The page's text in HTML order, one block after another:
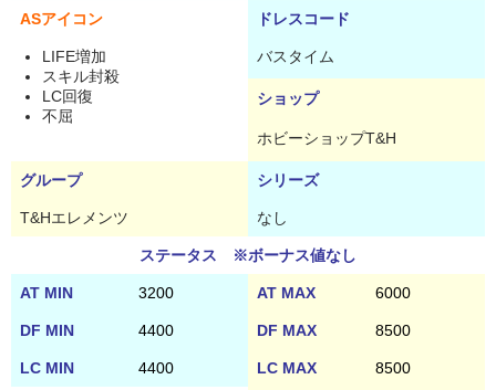
ASアイコン ドレスコード
LIFE増加
スキル封殺
LC回復
不屈
バスタイム
ショップ
ホビーショップT&H
グループ シリーズ
T&Hエレメンツ なし
ステータス ※ボーナス値なし
AT MIN 3200 AT MAX 6000
DF MIN 4400 DF MAX 8500
LC MIN 4400 LC MAX 8500